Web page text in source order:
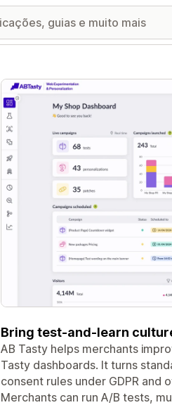
Galeria de imagens em destaque
Bring test-and-learn
AB Tasty helps merchants
Tasty dashboards. It turns
consent rules under GDPR
Merchants can run A/B tests,